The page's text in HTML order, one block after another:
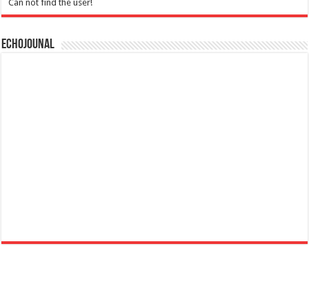
Can not find the user!
Echojounal